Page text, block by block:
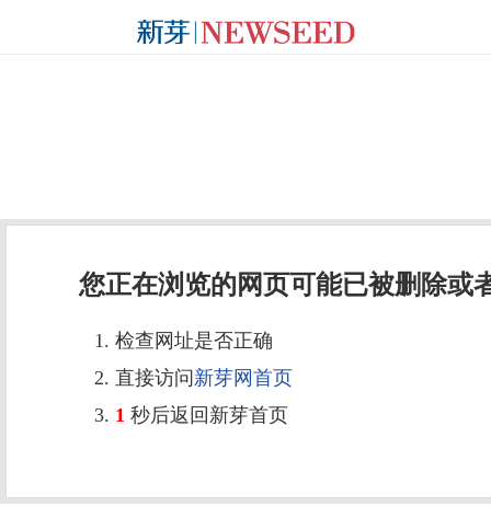
您正在浏览的网页可能已被删除或
1. 检查网址是否正确
2. 直接访问 新芽网首页
3. 1 秒后返回新芽首页